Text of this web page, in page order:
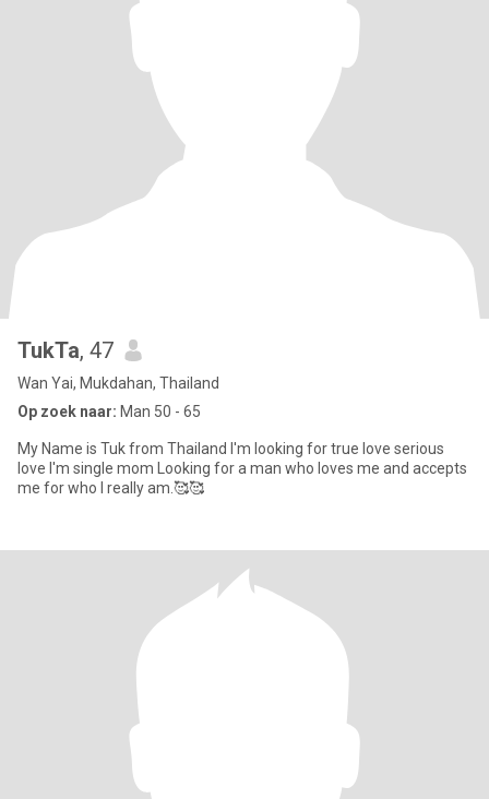
TukTa, 47
Wan Yai, Mukdahan, Thailand
Op zoek naar: Man 50 - 65
My Name is Tuk from Thailand I'm looking for true love serious
love I'm single mom Looking for a man who loves me and accepts
me for who I really am.🥰🥰